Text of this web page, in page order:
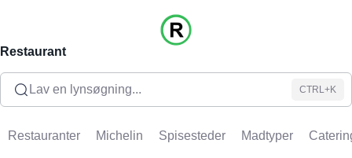
Restaurant
Lav en lynsøgning... CTRL+K
Restauranter Michelin Spisesteder Madtyper